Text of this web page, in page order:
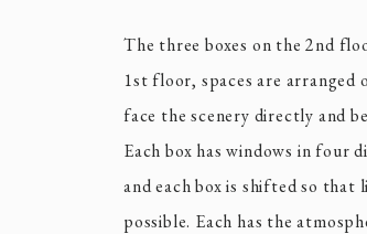
The three boxes on the 2nd
1st floor, spaces are
face the scenery directly and
Each box has windows in four
and each box is shifted so that
possible. Each has the